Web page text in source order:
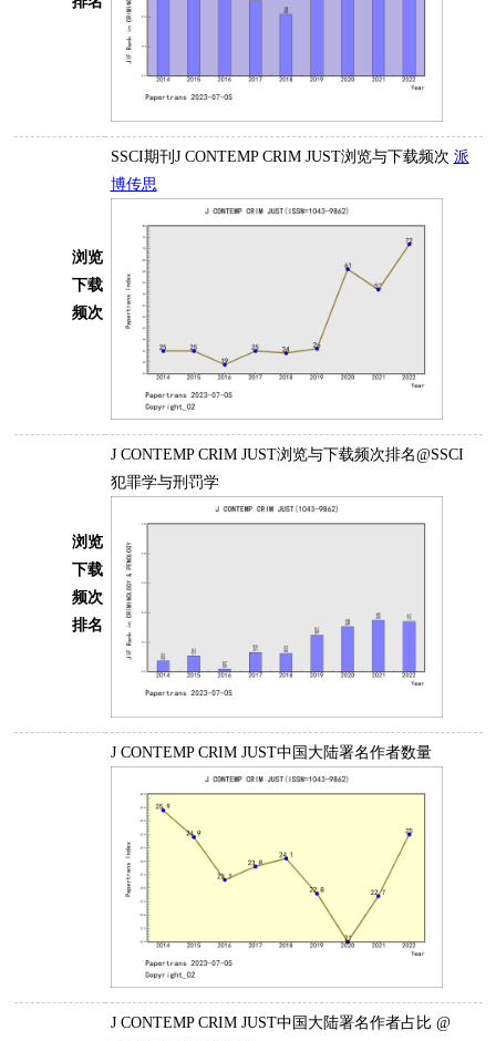
浏览
下载
频次
SSCI期刊J CONTEMP CRIM JUST浏览与下载频次 派
博传思
浏览
下载
频次
排名
J CONTEMP CRIM JUST浏览与下载频次排名@SSCI
犯罪学与刑罚学
J CONTEMP CRIM JUST中国大陆署名作者数量
J CONTEMP CRIM JUST中国大陆署名作者占比 @